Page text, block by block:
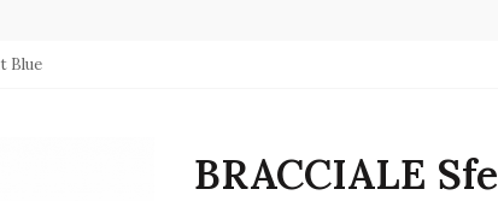
Blue
BRACCIALE